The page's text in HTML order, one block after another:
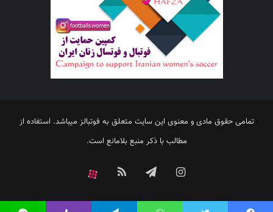
تمامی حقوق مادی و معنوی این سایت متعلق به فوتبالز میباشد. استفاده از
مطالب با ذکر منبع بلامانع است.
اینستاگرامتلگرام خوراک